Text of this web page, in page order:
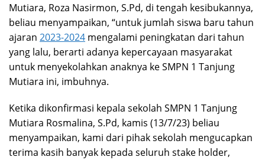
Mutiara, Roza Nasirmon, S.Pd, di tengah kesibukannya,
beliau menyampaikan, “untuk jumlah siswa baru tahun
ajaran 2023-2024 mengalami peningkatan dari tahun
yang lalu, berarti adanya kepercayaan masyarakat
untuk menyekolahkan anaknya ke SMPN 1 Tanjung
Mutiara ini, imbuhnya.
Ketika dikonfirmasi kepala sekolah SMPN 1 Tanjung
Mutiara Rosmalina, S.Pd, kamis (13/7/23) beliau
menyampaikan, kami dari pihak sekolah mengucapkan
terima kasih banyak kepada seluruh stake holder,